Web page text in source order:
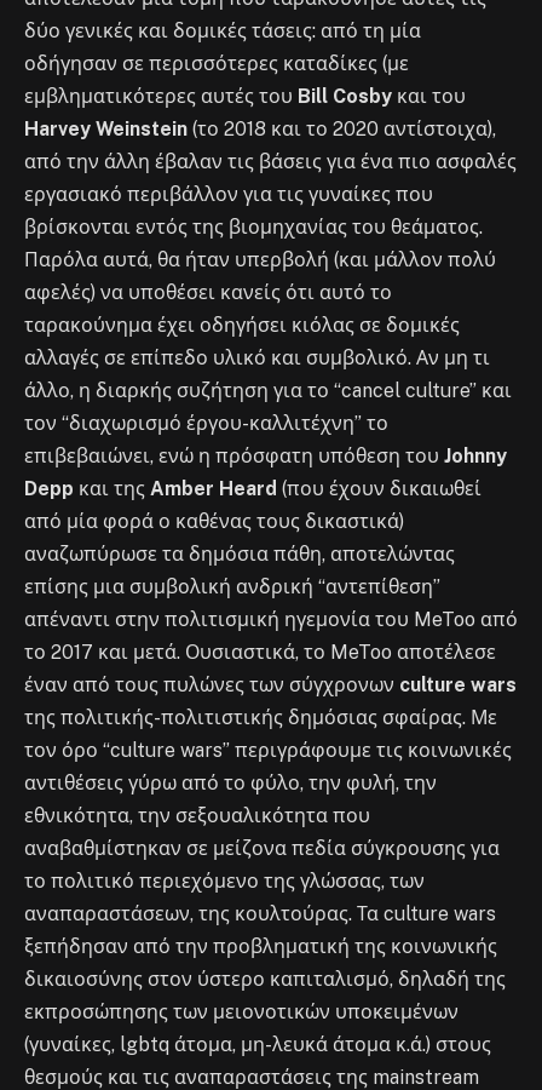
δύο γενικές και δομικές τάσεις: από τη μία
οδήγησαν σε περισσότερες καταδίκες (με
εμβληματικότερες αυτές του Bill Cosby και του
Harvey Weinstein (το 2018 και το 2020 αντίστοιχα),
από την άλλη έβαλαν τις βάσεις για ένα πιο ασφαλές
εργασιακό περιβάλλον για τις γυναίκες που
βρίσκονται εντός της βιομηχανίας του θεάματος.
Παρόλα αυτά, θα ήταν υπερβολή (και μάλλον πολύ
αφελές) να υποθέσει κανείς ότι αυτό το
ταρακούνημα έχει οδηγήσει κιόλας σε δομικές
αλλαγές σε επίπεδο υλικό και συμβολικό. Αν μη τι
άλλο, η διαρκής συζήτηση για το “cancel culture” και
τον “διαχωρισμό έργου-καλλιτέχνη” το
επιβεβαιώνει, ενώ η πρόσφατη υπόθεση του Johnny
Depp και της Amber Heard (που έχουν δικαιωθεί
από μία φορά ο καθένας τους δικαστικά)
αναζωπύρωσε τα δημόσια πάθη, αποτελώντας
επίσης μια συμβολική ανδρική “αντεπίθεση”
απέναντι στην πολιτισμική ηγεμονία του MeToo από
το 2017 και μετά. Ουσιαστικά, το MeToo αποτέλεσε
έναν από τους πυλώνες των σύγχρονων culture wars
της πολιτικής-πολιτιστικής δημόσιας σφαίρας. Με
τον όρο “culture wars” περιγράφουμε τις κοινωνικές
αντιθέσεις γύρω από το φύλο, την φυλή, την
εθνικότητα, την σεξουαλικότητα που
αναβαθμίστηκαν σε μείζονα πεδία σύγκρουσης για
το πολιτικό περιεχόμενο της γλώσσας, των
αναπαραστάσεων, της κουλτούρας. Τα culture wars
ξεπήδησαν από την προβληματική της κοινωνικής
δικαιοσύνης στον ύστερο καπιταλισμό, δηλαδή της
εκπροσώπησης των μειονοτικών υποκειμένων
(γυναίκες, lgbtq άτομα, μη-λευκά άτομα κ.ά.) στους
θεσμούς και τις αναπαραστάσεις της mainstream